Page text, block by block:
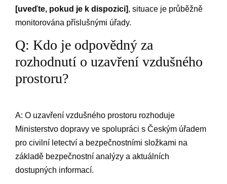
[uveďte, pokud je k dispozici], situace je průběžně
monitorována ⁣příslušnými‌ úřady.
Q: Kdo je ⁣odpovědný za ​
rozhodnutí ‍o uzavření‌ vzdušného
prostoru?
A: ⁤O uzavření⁤ vzdušného prostoru rozhoduje
Ministerstvo‌ dopravy ve spolupráci s ‍Českým ⁣úřadem
pro civilní letectví a bezpečnostními ⁤složkami na
základě bezpečnostní analýzy a⁢ aktuálních
dostupných informací.